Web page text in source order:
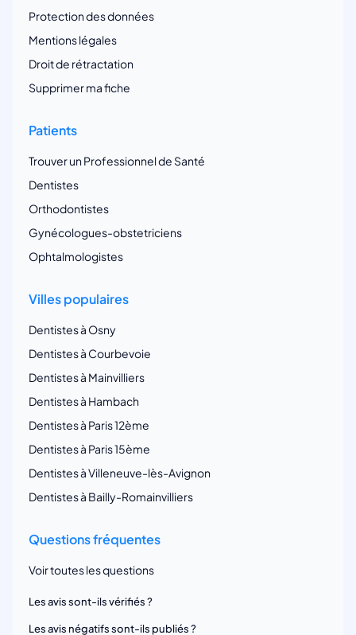
Protection des données
Mentions légales
Droit de rétractation
Supprimer ma fiche
Patients
Trouver un Professionnel de Santé
Dentistes
Orthodontistes
Gynécologues-obstetriciens
Ophtalmologistes
Villes populaires
Dentistes à Osny
Dentistes à Courbevoie
Dentistes à Mainvilliers
Dentistes à Hambach
Dentistes à Paris 12ème
Dentistes à Paris 15ème
Dentistes à Villeneuve-lès-Avignon
Dentistes à Bailly-Romainvilliers
Questions fréquentes
Voir toutes les questions
Les avis sont-ils vérifiés ?
Les avis négatifs sont-ils publiés ?